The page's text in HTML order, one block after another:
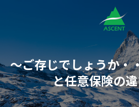
～ご存じでしょうか・
と任意保険の